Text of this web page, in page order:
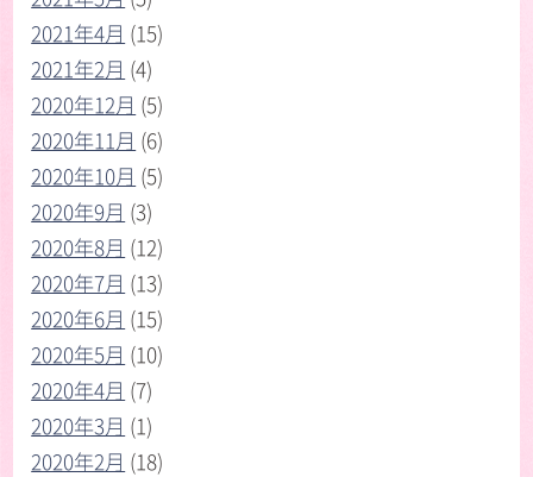
2021年4月 (15)
2021年2月 (4)
2020年12月 (5)
2020年11月 (6)
2020年10月 (5)
2020年9月 (3)
2020年8月 (12)
2020年7月 (13)
2020年6月 (15)
2020年5月 (10)
2020年4月 (7)
2020年3月 (1)
2020年2月 (18)